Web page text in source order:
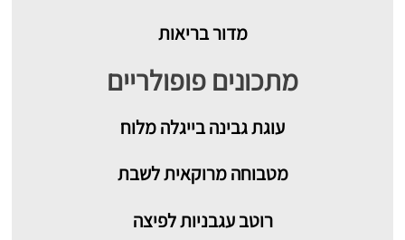
מדור בריאות
מתכונים פופולריים
עוגת גבינה בייגלה מלוח
מטבוחה מרוקאית לשבת
רוטב עגבניות לפיצה